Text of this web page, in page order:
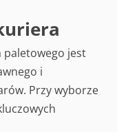
jest
i
Przy wyborze